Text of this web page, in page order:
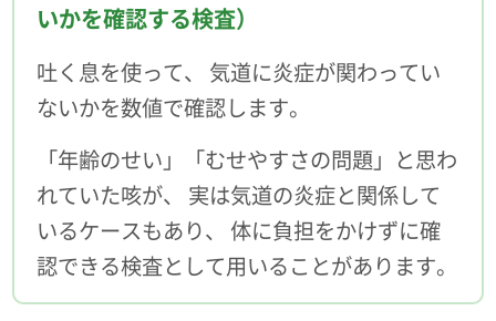
いかを確認する検査）
吐く息を使って、 気道に炎症が関わってい
ないかを数値で確認します。
「年齢のせい」「むせやすさの問題」と思わ
れていた咳が、 実は気道の炎症と関係して
いるケースもあり、 体に負担をかけずに確
認できる検査として用いることがあります。